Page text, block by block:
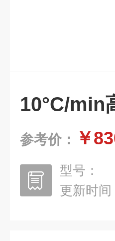
10°C/min
参考价： ￥
型号：
更新时间